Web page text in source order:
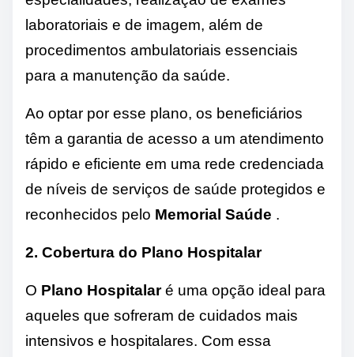
laboratoriais e de imagem, além de
procedimentos ambulatoriais essenciais
para a manutenção da saúde.
Ao optar por esse plano, os beneficiários
têm a garantia de acesso a um atendimento
rápido e eficiente em uma rede credenciada
de níveis de serviços de saúde protegidos e
reconhecidos pelo Memorial Saúde .
2. Cobertura do Plano Hospitalar
O Plano Hospitalaré uma opção ideal para
aqueles que sofreram de cuidados mais
intensivos e hospitalares. Com essa